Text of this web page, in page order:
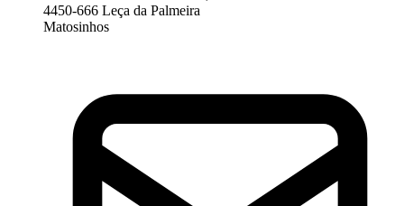
4450-666 Leça da Palmeira
Matosinhos